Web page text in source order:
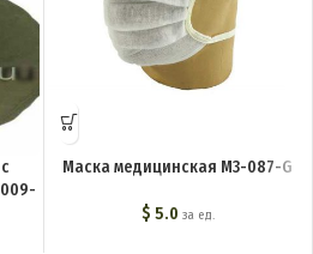
Маска медицинская M3-087-G
$ 5.0 за ед.